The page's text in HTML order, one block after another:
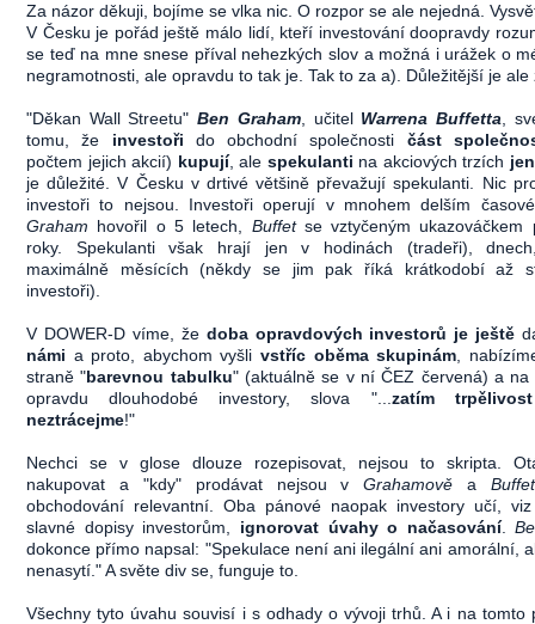
Za názor děkuji, bojíme se vlka nic. O rozpor se ale nejedná.
V Česku je pořád ještě málo lidí, kteří investování doopravdy
se teď na mne snese příval nehezkých slov a možná i urážek o
negramotnosti, ale opravdu to tak je. Tak to za a). Důležitější je ale
"Děkan Wall Streetu"Ben Graham, učitel Warrena Buffetta ,
tomu, že investoři do obchodní společnosti část
počtem jejich akcií) kupují, ale spekulanti na akciových trzích
je důležité. V Česku v drtivé většině převažují spekulanti. Nic
investoři to nejsou. Investoři operují v mnohem delším
Graham hovořil o 5 letech, Buffet se vztyčeným ukazováčkem
roky. Spekulanti však hrají jen v hodinách (tradeři),
maximálně měsících (někdy se jim pak říká krátkodobí až
investoři).
V DOWER-D víme, že doba opravdových investorů je ještě
námi a proto, abychom vyšli vstříc oběma skupinám ,
straně "barevnou tabulku" (aktuálně se v ní ČEZ červená) a na
opravdu dlouhodobé investory, slova "... zatím
neztrácejme!"
Nechci se v glose dlouze rozepisovat, nejsou to skripta.
nakupovat a "kdy" prodávat nejsou vGrahamověa
obchodování relevantní. Oba pánové naopak investory učí, viz
slavné dopisy investorům, ignorovat úvahy o načasování.
dokonce přímo napsal: "Spekulace není ani ilegální ani amorální,
nenasytí." A světe div se, funguje to.
Všechny tyto úvahu souvisí i s odhady o vývoji trhů. A i na tomto